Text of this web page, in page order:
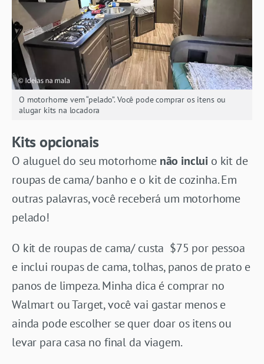
O motorhome vem “pelado”. Você pode comprar os itens ou
alugar kits na locadora
Kits opcionais
O aluguel do seu motorhomenão inclui o kit de
roupas de cama/ banho e o kit de cozinha. Em
outras palavras, você receberá um motorhome
pelado!
O kit de roupas de cama/ custa $75 por pessoa
e inclui roupas de cama, tolhas, panos de prato e
panos de limpeza. Minha dica é comprar no
Walmart ou Target, você vai gastar menos e
ainda pode escolher se quer doar os itens ou
levar para casa no final da viagem.